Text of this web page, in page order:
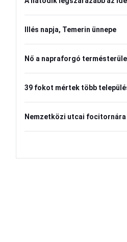
Illés napja, Temerin ünnepe
Nő a napraforgó
39 fokot mértek több
Nemzetközi utcai